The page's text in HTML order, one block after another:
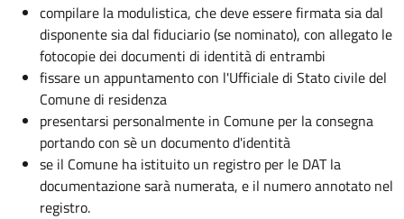
compilare la modulistica, che deve essere firmata sia dal
disponente sia dal fiduciario (se nominato), con allegato le
fotocopie dei documenti di identità di entrambi
fissare un appuntamento con l'Ufficiale di Stato civile del
Comune di residenza
presentarsi personalmente in Comune per la consegna
portando con sè un documento d'identità
se il Comune ha istituito un registro per le DAT la
documentazione sarà numerata, e il numero annotato nel
registro.